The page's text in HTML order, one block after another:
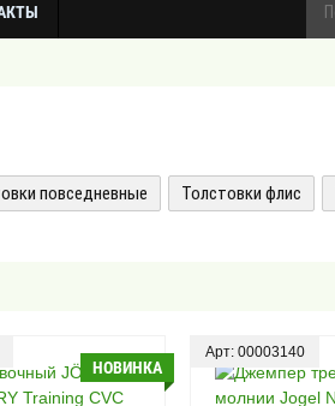
повседневные Толстовки флис
НОВИНКА
Арт: 00003140